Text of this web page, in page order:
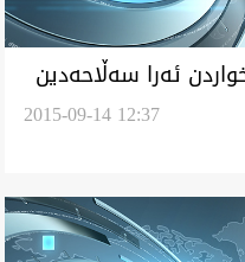
ئه‌را سه‌ڵاحه‌دين
2015-09-14 12:37